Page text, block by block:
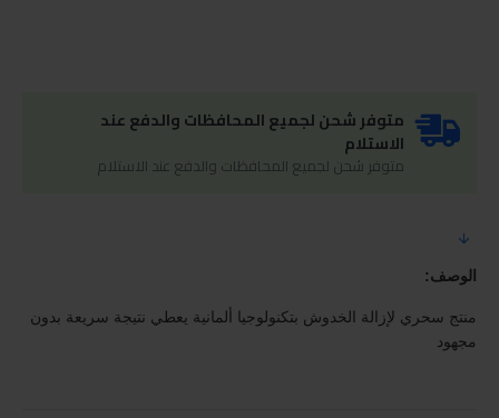
متوفر شحن لجميع المحافظات والدفع عند
الاستلام
متوفر شحن لجميع المحافظات والدفع عند الاستلام
الوصف:
منتج سحري لإزالة الخدوش بتكنولوجيا ألمانية يعطي نتيجة سريعة بدون
مجهود